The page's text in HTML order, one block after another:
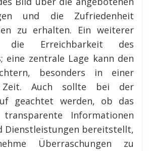
und die Zufriedenheit
zu erhalten. Ein weiterer
Erreichbarkeit des
eine zentrale Lage kann den
besonders in einer
Zeit. Auch sollte bei der
geachtet werden, ob das
transparente Informationen
Dienstleistungen bereitstellt,
Überraschungen zu